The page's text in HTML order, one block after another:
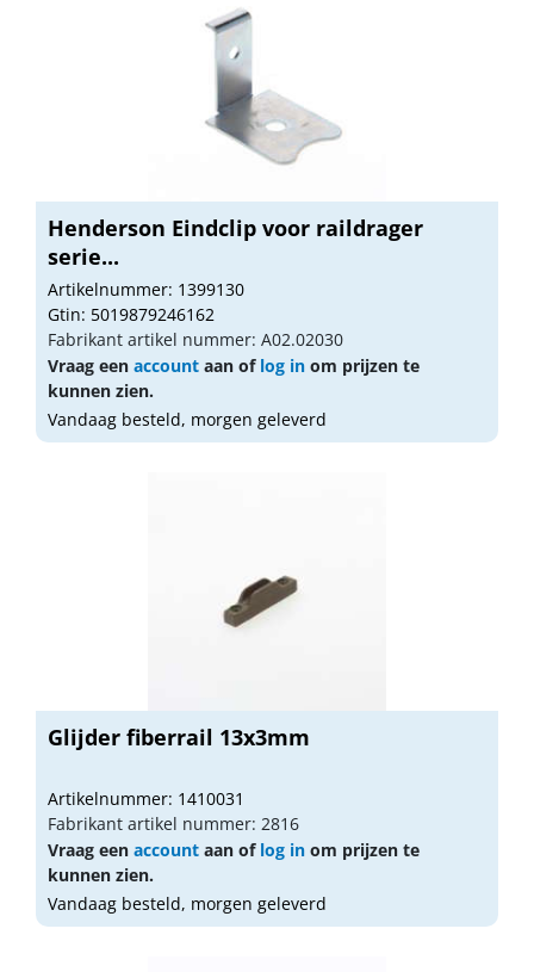
Henderson Eindclip voor raildrager
serie...
Artikelnummer: 1399130
Gtin: 5019879246162
Fabrikant artikel nummer: A02.02030
Vraag een account aan of log in om prijzen te
kunnen zien.
Vandaag besteld, morgen geleverd
Glijder fiberrail 13x3mm
Artikelnummer: 1410031
Fabrikant artikel nummer: 2816
Vraag een account aan of log in om prijzen te
kunnen zien.
Vandaag besteld, morgen geleverd